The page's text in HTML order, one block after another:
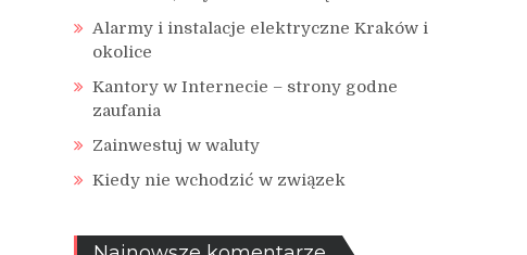
Alarmy i instalacje elektryczne Kraków i
okolice
Kantory w Internecie – strony godne
zaufania
Zainwestuj w waluty
Kiedy nie wchodzić w związek